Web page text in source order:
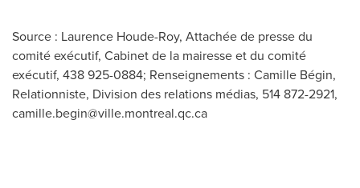
Source : Laurence Houde-Roy, Attachée de presse du
comité exécutif, Cabinet de la mairesse et du comité
exécutif, 438 925-0884; Renseignements : Camille Bégin,
Relationniste, Division des relations médias, 514 872-2921,
camille.begin@ville.montreal.qc.ca